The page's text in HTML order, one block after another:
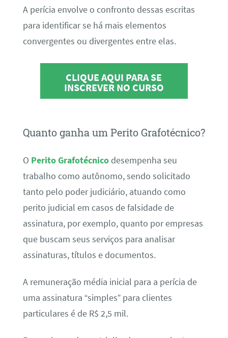
A perícia envolve o confronto dessas escritas
para identificar se há mais elementos
convergentes ou divergentes entre elas.
CLIQUE AQUI PARA SE
INSCREVER NO CURSO
Quanto ganha um Perito Grafotécnico?
O Perito Grafotécnicodesempenha seu
trabalho como autônomo, sendo solicitado
tanto pelo poder judiciário, atuando como
perito judicial em casos de falsidade de
assinatura, por exemplo, quanto por empresas
que buscam seus serviços para analisar
assinaturas, títulos e documentos.
A remuneração média inicial para a perícia de
uma assinatura “simples” para clientes
particulares é de R$ 2,5 mil.